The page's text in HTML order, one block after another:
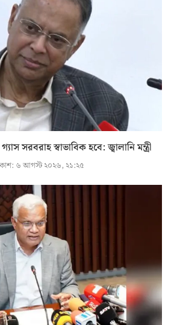
সরবরাহ স্বাভাবিক হবে: জ্বালানি মন্ত্রী
৬ আগস্ট ২০২৬, ২১:২৫